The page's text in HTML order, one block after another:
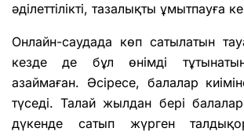
әділеттілікті, тазалықты ұмытпауға
Онлайн-саудада көп сатылатын
кезде де бұл өнімді
азаймаған. Әсіресе, балалар
түседі. Талай жылдан бері
дүкенде сатып жүрген